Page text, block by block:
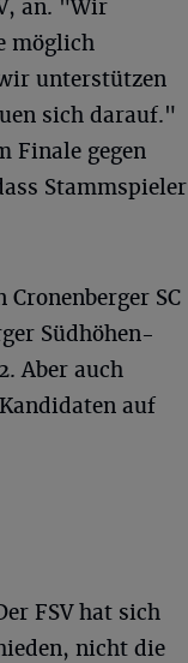
an. "Wir
möglich
unterstützen
sich darauf."
Finale gegen
Stammspieler
SC
Südhöhen-
Aber auch
auf
FSV hat sich
nicht die